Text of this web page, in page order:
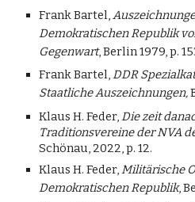
Frank Bartel,
Demokratischen Republik
Gegenwart, Berlin 1979, p.
Frank Bartel,DDR
Staatliche Auszeichnungen,
Klaus H. Feder,Die zeit
Traditionsvereine der NVA
Schönau, 2022, p. 12.
Klaus H. Feder,Militärische
Demokratischen Republik,